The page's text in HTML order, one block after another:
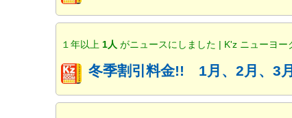
１年以上 1人がニュースにしました | K'z ニューヨー
冬季割引料金!! 1月、2月、3